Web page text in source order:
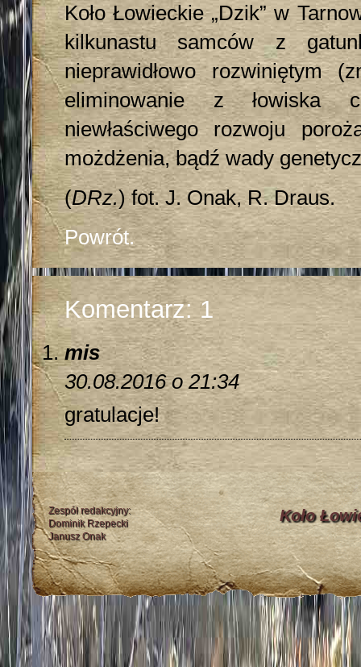
Koło Łowieckie „Dzik” w
kilkunastu samców z
nieprawidłowo rozwiniętym
eliminowanie z łowiska
niewłaściwego rozwoju
możdżenia, bądź wady
(DRz.) fot. J. Onak, R. Draus.
Powrót.
Komentarz: 1
mis
30.08.2016 o 21:34
gratulacje!
Zespół redakcyjny:
Dominik Rzepecki
Janusz Onak
Koło